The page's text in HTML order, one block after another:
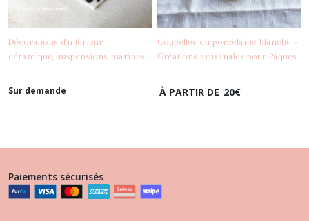
Décorations d'intérieur
céramique, suspensions marines,
poisson porcelaine, déco murale
Sur demande
Coupelles en porcelaine blanche –
Créations artisanales pour Pâques
À PARTIR DE 20€
Paiements sécurisés